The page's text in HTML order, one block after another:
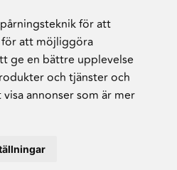
för att
för att möjliggöra
ge en bättre upplevelse
och tjänster och
annonser som är mer